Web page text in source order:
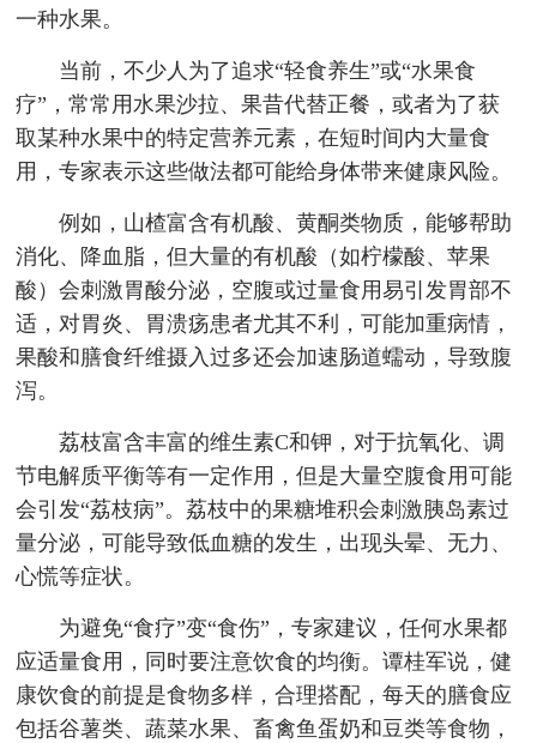
一种水果。
当前，不少人为了追求“轻食养生”或“水果食
疗”，常常用水果沙拉、果昔代替正餐，或者为了获
取某种水果中的特定营养元素，在短时间内大量食
用，专家表示这些做法都可能给身体带来健康风险。
例如，山楂富含有机酸、黄酮类物质，能够帮助
消化、降血脂，但大量的有机酸（如柠檬酸、苹果
酸）会刺激胃酸分泌，空腹或过量食用易引发胃部不
适，对胃炎、胃溃疡患者尤其不利，可能加重病情，
果酸和膳食纤维摄入过多还会加速肠道蠕动，导致腹
泻。
荔枝富含丰富的维生素C和钾，对于抗氧化、调
节电解质平衡等有一定作用，但是大量空腹食用可能
会引发“荔枝病”。荔枝中的果糖堆积会刺激胰岛素过
量分泌，可能导致低血糖的发生，出现头晕、无力、
心慌等症状。
为避免“食疗”变“食伤”，专家建议，任何水果都
应适量食用，同时要注意饮食的均衡。谭桂军说，健
康饮食的前提是食物多样，合理搭配，每天的膳食应
包括谷薯类、蔬菜水果、畜禽鱼蛋奶和豆类等食物，